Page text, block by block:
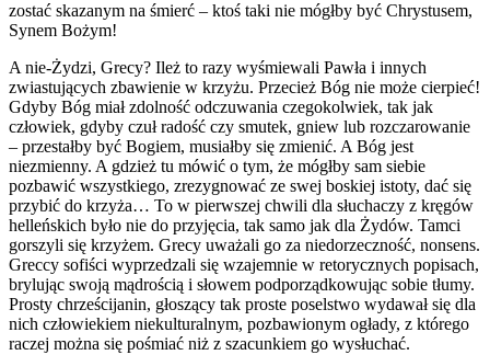
zostać skazanym na śmierć – ktoś taki nie mógłby być Chrystusem,
Synem Bożym!
A nie-Żydzi, Grecy? Ileż to razy wyśmiewali Pawła i innych
zwiastujących zbawienie w krzyżu. Przecież Bóg nie może cierpieć!
Gdyby Bóg miał zdolność odczuwania czegokolwiek, tak jak
człowiek, gdyby czuł radość czy smutek, gniew lub rozczarowanie
– przestałby być Bogiem, musiałby się zmienić. A Bóg jest
niezmienny. A gdzież tu mówić o tym, że mógłby sam siebie
pozbawić wszystkiego, zrezygnować ze swej boskiej istoty, dać się
przybić do krzyża… To w pierwszej chwili dla słuchaczy z kręgów
helleńskich było nie do przyjęcia, tak samo jak dla Żydów. Tamci
gorszyli się krzyżem. Grecy uważali go za niedorzeczność, nonsens.
Greccy sofiści wyprzedzali się wzajemnie w retorycznych popisach,
brylując swoją mądrością i słowem podporządkowując sobie tłumy.
Prosty chrześcijanin, głoszący tak proste poselstwo wydawał się dla
nich człowiekiem niekulturalnym, pozbawionym ogłady, z którego
raczej można się pośmiać niż z szacunkiem go wysłuchać.